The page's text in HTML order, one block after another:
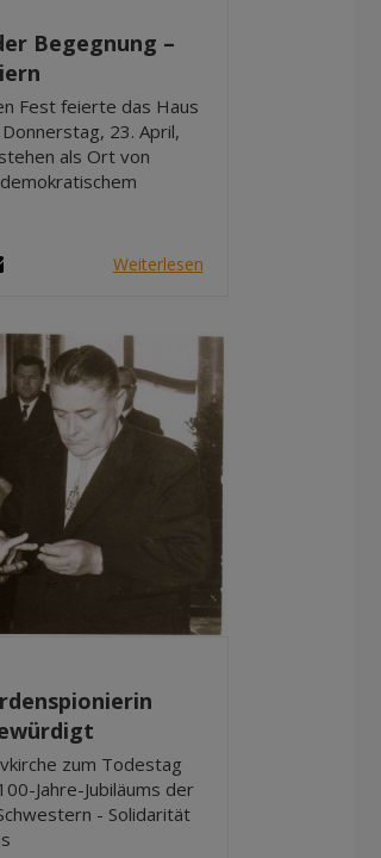
Begegnung –
Fest feierte das Haus
23. April,
als Ort von
Weiterlesen
zum Todestag
Jahre-Jubiläums der
- Solidarität